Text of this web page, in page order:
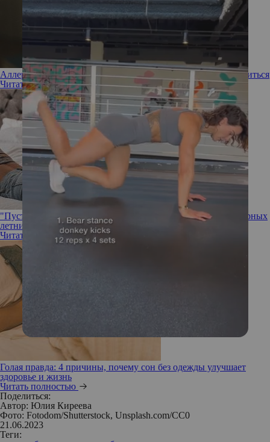
Аллергия на нижнее белье: откуда берется, как от нее избавиться
Читать полностью
"Пусть они будут хотя бы другого цвета": какие два популярных
летних предмета одежды не рекомендуется носить в жару
Читать полностью
Голая правда: 4 причины, почему сон без одежды улучшает
здоровье и жизнь
Читать полностью
Поделиться:
Автор: Юлия Киреева
Фото: Fotodom/Shutterstock, Unsplash.com/CC0
21.06.2023
Теги: